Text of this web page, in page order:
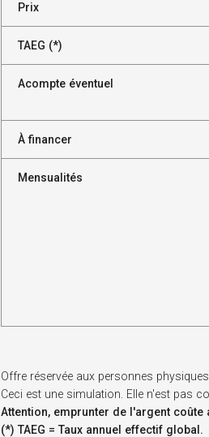
Prix
TAEG (*)
Acompte éventuel
À financer
Mensualités
Offre réservée aux personnes
Ceci est une simulation. Elle n'est pas
Attention, emprunter de l'argent coûte
(*) TAEG = Taux annuel effectif global.